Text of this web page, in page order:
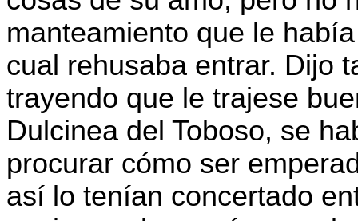
manteamiento que le
cual rehusaba entrar. Dijo
trayendo que le trajese
Dulcinea del Toboso, se
procurar cómo ser
así lo tenían concertado